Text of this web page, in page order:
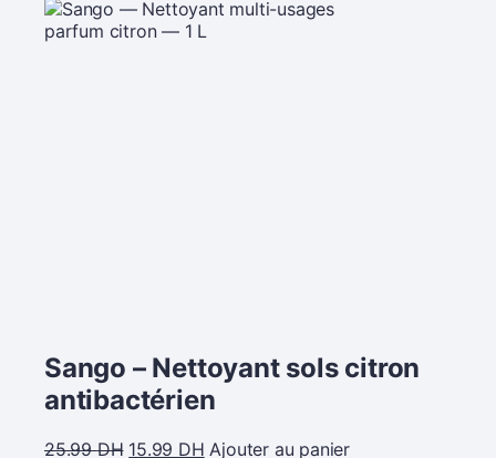
Sango – Nettoyant sols citron
antibactérien
25.99DH 15.99 DH Ajouter au panier